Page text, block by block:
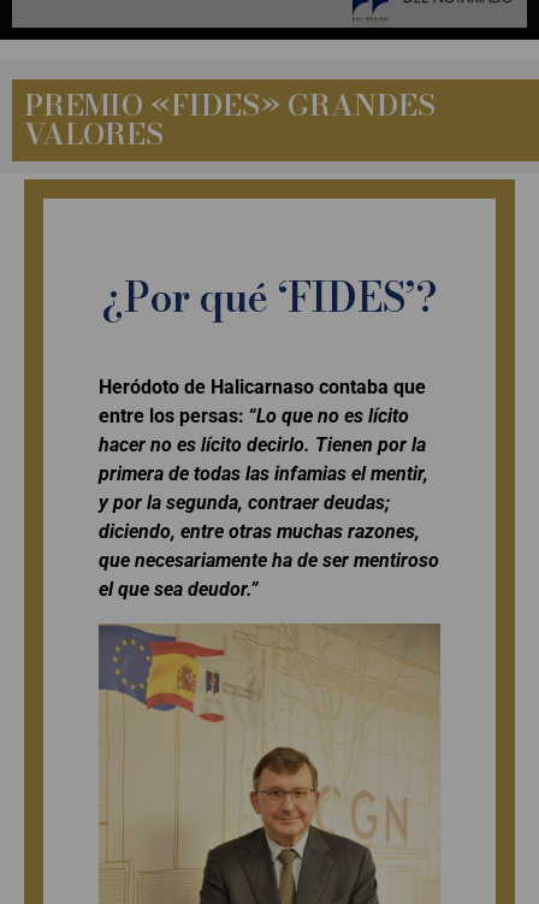
EDITORIAL
PREMIO «FIDES» GRANDES
VALORES
¿Por qué ‘FIDES’?
Heródoto de Halicarnaso contaba que
entre los persas: “Lo que no es lícito
hacer no es lícito decirlo. Tienen por la
primera de todas las infamias el mentir,
y por la segunda, contraer deudas;
diciendo, entre otras muchas razones,
que necesariamente ha de ser mentiroso
el que sea deudor.”